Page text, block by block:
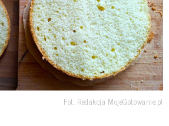
Fot. Redakcja MojeGotowanie.pl